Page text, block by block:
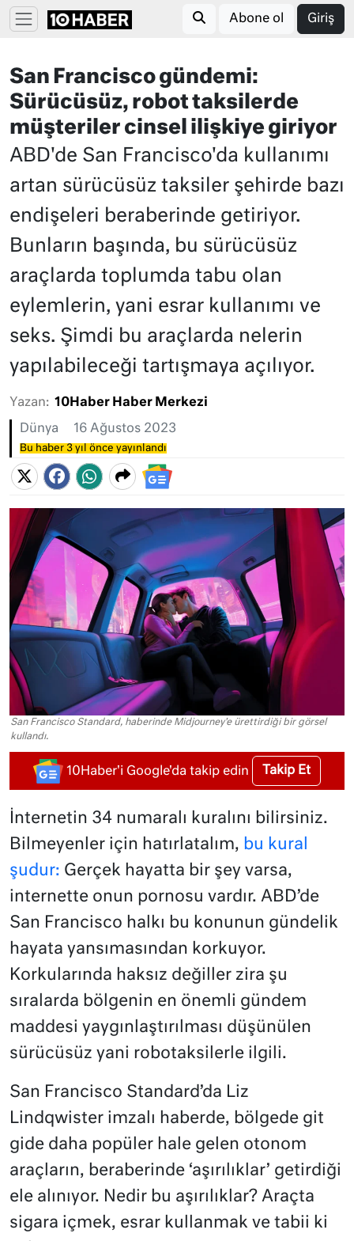
Abone ol Giriş
San Francisco gündemi:
Sürücüsüz, robot taksilerde
müşteriler cinsel ilişkiye giriyor
ABD'de San Francisco'da kullanımı
artan sürücüsüz taksiler şehirde bazı
endişeleri beraberinde getiriyor.
Bunların başında, bu sürücüsüz
araçlarda toplumda tabu olan
eylemlerin, yani esrar kullanımı ve
seks. Şimdi bu araçlarda nelerin
yapılabileceği tartışmaya açılıyor.
Yazan: 10Haber Haber Merkezi
Dünya 16 Ağustos 2023
Bu haber 3 yıl önce yayınlandı
San Francisco Standard, haberinde Midjourney'e ürettirdiği bir görsel
kullandı.
10Haber'i Google'da takip edin Takip Et
İnternetin 34 numaralı kuralını bilirsiniz.
Bilmeyenler için hatırlatalım, bu kural
şudur: Gerçek hayatta bir şey varsa,
internette onun pornosu vardır. ABD’de
San Francisco halkı bu konunun gündelik
hayata yansımasından korkuyor.
Korkularında haksız değiller zira şu
sıralarda bölgenin en önemli gündem
maddesi yaygınlaştırılması düşünülen
sürücüsüz yani robotaksilerle ilgili.
San Francisco Standard’da Liz
Lindqwister imzalı haberde, bölgede git
gide daha popüler hale gelen otonom
araçların, beraberinde ‘aşırılıklar’ getirdiği
ele alınıyor. Nedir bu aşırılıklar? Araçta
sigara içmek, esrar kullanmak ve tabii ki